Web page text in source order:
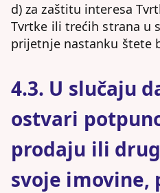
d) za zaštitu interesa
Tvrtke ili trećih strana u
prijetnje nastanku štete
4.3. U slučaju
ostvari
prodaju ili
svoje